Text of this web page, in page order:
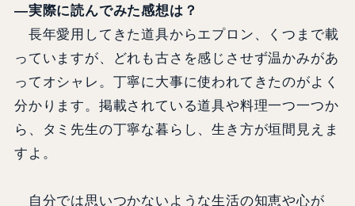
―実際に読んでみた感想は？
長年愛用してきた道具からエプロン、くつまで載
っていますが、どれも古さを感じさせず温かみがあ
ってオシャレ。丁寧に大事に使われてきたのがよく
分かります。掲載されている道具や料理一つ一つか
ら、タミ先生の丁寧な暮らし、生き方が垣間見えま
すよ。
自分では思いつかないような生活の知恵や心が